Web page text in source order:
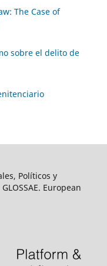
The Case of
sobre el delito de
Políticos y
European